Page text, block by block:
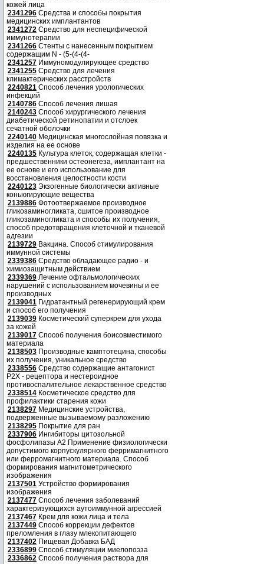
кожей лица
2341296 Средства и способы покрытия
медицинских имплантантов
2341272 Средство для неспецифической
иммунотерапии
2341266 Стенты с нанесенным покрытием
содержащим N - (5-(4-(4-
2341257 Иммуномодулирующее средство
2341255 Средство для лечения
климактерических расстройств
2240821 Способ лечения урологических
инфекций
2140786 Способ лечения лишая
2140243 Способ хирургического лечения
диабетической ретинопатии и отслоек
сечатной оболочки
2240140 Медицинская многослойная повязка и
изделия на ее основе
2240135 Культура клеток, содержащая клетки -
предшественники остеонегеза, имплантант на
ее основе и его использование для
восстановления целостности кости
2240123 Экзогенные биологически активные
коньюгирующие вещества
2139886 Фотоотвержаемое производное
гликозаминогликата, сшитое производное
гликозаминогликата и способы их получения,
способ предотвращения клеточной и тканевой
адгезии
2139729 Вакцина. Способ стимулирования
иммунной системы
2339386 Средство обладающее радио - и
химиозащитным действием
2339369 Лечение офтальмологических
нарушений с использованием мочевины и ее
производных
2139041 Гидратантный регенерирующий крем
и способ его получения
2139039 Косметический суперкрем для ухода
за кожей
2139017 Способ получения боисовместимого
материала
2138503 Производные камптотецина, способы
их получения, уникальное средство
2338556 Средство содержащие антагонист
Р2Х - рецептора и нестероидное
противоспалительное лекарственное средство
2338514 Косметическое средство для
профилактики старения кожи
2138297 Медицинские устройства,
подверженные вызываемому разложению
2138295 Покрытие для ран
2337906 Ингибиторы цитозольной
фосфолипазы А2 Применение физиологически
допустимого корпускулярного ферримагнитного
или ферромагнитного материала. Способ
формирования магнитометрического
изображения
2137501 Устройство формирования
изображения
2137477 Способ лечения заболеваний
характеризующихся аутоиммунной агрессией
2137467 Крем для кожи лица и тела
2137449 Способ коррекции дефектов
преломления в глазу млекопитающего
2137402 Пищевая Добавка БАД
2336899 Способ стимуляции миелопоэза
2336862 Способ получения раствора для